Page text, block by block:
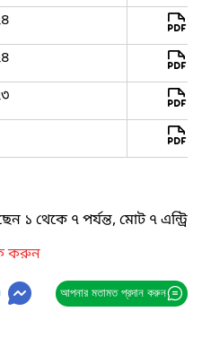
১ থেকে ৭ পর্যন্ত, মোট ৭ এন্ট্রি
করুন
আপনার মতামত প্রদান করুন